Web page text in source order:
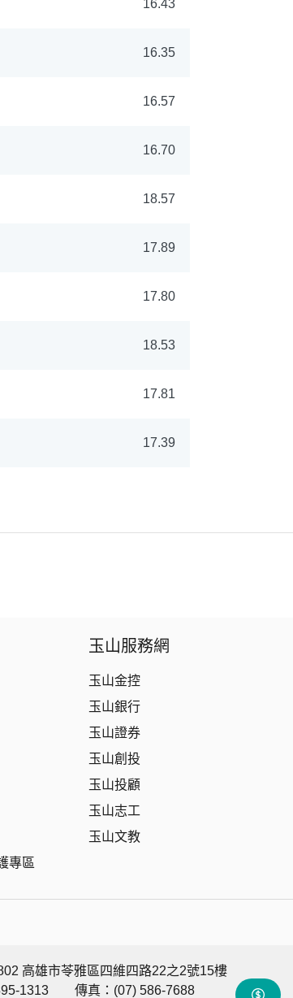
16.43
16.35
16.57
16.70
18.57
17.89
17.80
18.53
17.81
17.39
專區
玉山服務網
玉山金控
玉山銀行
玉山證券
玉山創投
玉山投顧
玉山志工
玉山文教
高雄市苓雅區四維四路22之2號15樓
1313
傳真：(07) 586-7688